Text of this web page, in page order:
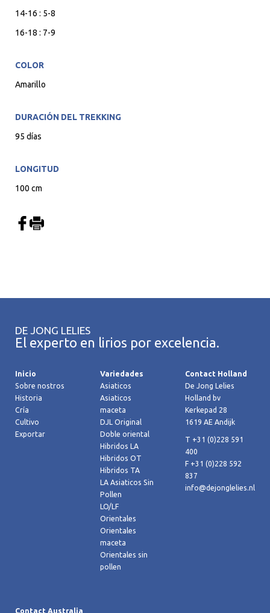
14-16 : 5-8
16-18 : 7-9
COLOR
Amarillo
DURACIÓN DEL TREKKING
95 días
LONGITUD
100 cm
DE JONG LELIES
El experto en lirios por excelencia.
Inicio
Sobre nostros
Historia
Cría
Cultivo
Exportar
Variedades
Asiaticos
Asiaticos
maceta
DJL Original
Doble oriental
Hibridos LA
Hibridos OT
Hibridos TA
LA Asiaticos Sin
Pollen
LO/LF
Orientales
Orientales
maceta
Orientales sin
pollen
Contact Holland
De Jong Lelies
Holland bv
Kerkepad 28
1619 AE Andijk
T +31 (0)228 591
400
F +31 (0)228 592
837
info@dejonglelies.nl
Contact Australia